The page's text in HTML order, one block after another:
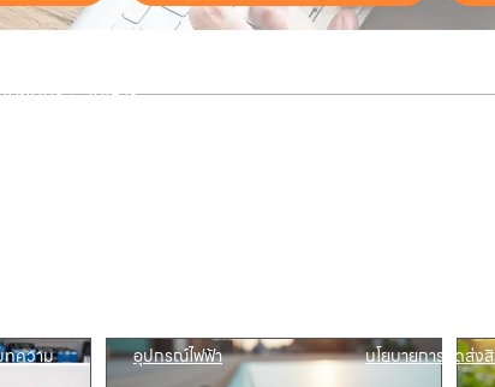
จันทร์ - วันเสาร์
ความ อุปกรณ์ไฟฟ้า นโยบายการจัดส่ง